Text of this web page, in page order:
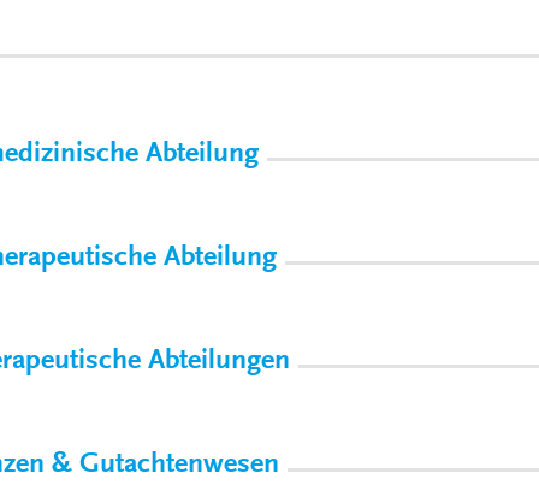
Abteilung
Abteilung
Abteilungen
& Gutachtenwesen